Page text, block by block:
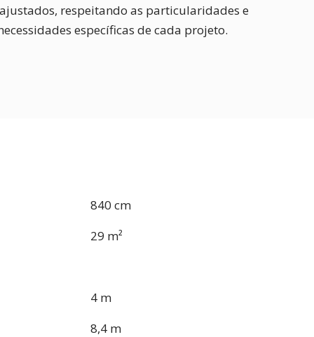
respeitando as particularidades e
específicas de cada projeto.
840 cm
29 m²
4 m
8,4 m